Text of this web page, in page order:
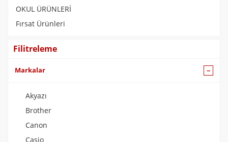
OKUL ÜRÜNLERİ
Fırsat Ürünleri
Filitreleme
Markalar
Akyazı
Brother
Canon
Casio